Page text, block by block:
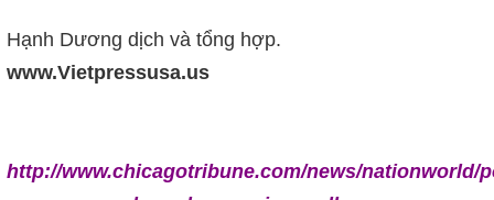
Hạnh Dương dịch và tổng hợp.
www.Vietpressusa.us
http://www.chicagotribune.com/news/nationworld/